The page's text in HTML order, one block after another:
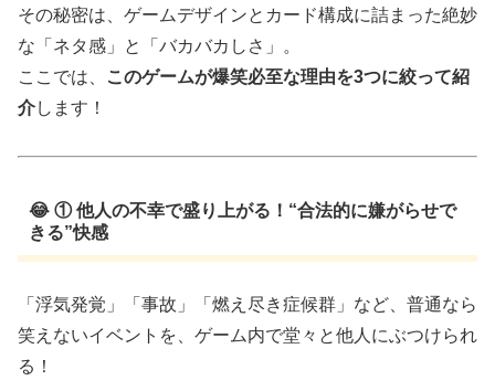
その秘密は、ゲームデザインとカード構成に詰まった絶妙
な「ネタ感」と「バカバカしさ」。
ここでは、
このゲームが爆笑必至な理由を3つに絞って紹
介します！
😂 ① 他人の不幸で盛り上がる！“合法的に嫌がらせで
きる”快感
「浮気発覚」「事故」「燃え尽き症候群」など、普通なら
笑えないイベントを、ゲーム内で堂々と他人にぶつけられ
る！